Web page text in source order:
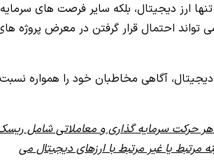
ارز دیجیتال، بلکه سایر فرصت های سرمایه
تواند احتمال قرار گرفتن در معرض پروژه
دیجیتال، آگاهی مخاطبان خود را همواره نسبت
هر حرکت سرمایه گذاری و معاملاتی شامل
مرتبط یا غیر مرتبط با ارزهای دیجیتال می